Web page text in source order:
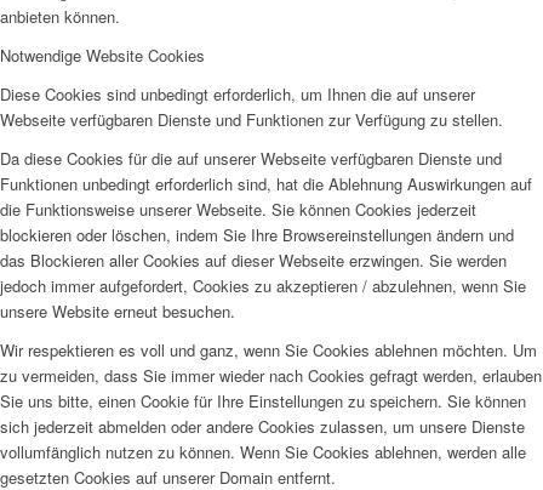
anbieten können.
Notwendige Website Cookies
Diese Cookies sind unbedingt erforderlich, um Ihnen die auf unserer
Webseite verfügbaren Dienste und Funktionen zur Verfügung zu stellen.
Da diese Cookies für die auf unserer Webseite verfügbaren Dienste und
Funktionen unbedingt erforderlich sind, hat die Ablehnung Auswirkungen auf
die Funktionsweise unserer Webseite. Sie können Cookies jederzeit
blockieren oder löschen, indem Sie Ihre Browsereinstellungen ändern und
das Blockieren aller Cookies auf dieser Webseite erzwingen. Sie werden
jedoch immer aufgefordert, Cookies zu akzeptieren / abzulehnen, wenn Sie
unsere Website erneut besuchen.
Wir respektieren es voll und ganz, wenn Sie Cookies ablehnen möchten. Um
zu vermeiden, dass Sie immer wieder nach Cookies gefragt werden, erlauben
Sie uns bitte, einen Cookie für Ihre Einstellungen zu speichern. Sie können
sich jederzeit abmelden oder andere Cookies zulassen, um unsere Dienste
vollumfänglich nutzen zu können. Wenn Sie Cookies ablehnen, werden alle
gesetzten Cookies auf unserer Domain entfernt.